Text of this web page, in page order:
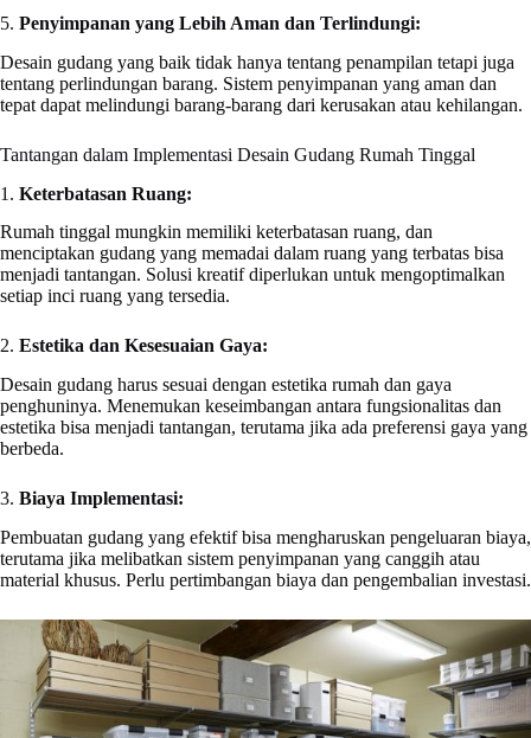
5. Penyimpanan yang Lebih Aman dan Terlindungi:
Desain gudang yang baik tidak hanya tentang penampilan tetapi juga
tentang perlindungan barang. Sistem penyimpanan yang aman dan
tepat dapat melindungi barang-barang dari kerusakan atau kehilangan.
Tantangan dalam Implementasi Desain Gudang Rumah Tinggal
1. Keterbatasan Ruang:
Rumah tinggal mungkin memiliki keterbatasan ruang, dan
menciptakan gudang yang memadai dalam ruang yang terbatas bisa
menjadi tantangan. Solusi kreatif diperlukan untuk mengoptimalkan
setiap inci ruang yang tersedia.
2. Estetika dan Kesesuaian Gaya:
Desain gudang harus sesuai dengan estetika rumah dan gaya
penghuninya. Menemukan keseimbangan antara fungsionalitas dan
estetika bisa menjadi tantangan, terutama jika ada preferensi gaya yang
berbeda.
3. Biaya Implementasi:
Pembuatan gudang yang efektif bisa mengharuskan pengeluaran biaya,
terutama jika melibatkan sistem penyimpanan yang canggih atau
material khusus. Perlu pertimbangan biaya dan pengembalian investasi.